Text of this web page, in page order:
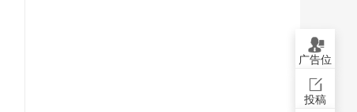
广告位
投稿